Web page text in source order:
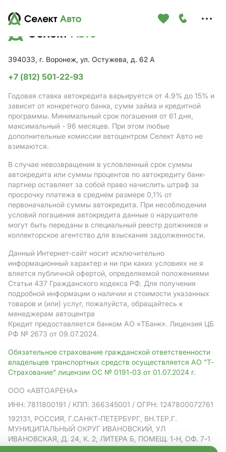
394033, г. Воронеж, ул. Остужева, д. 62 А
+7 (812) 501-22-93
Годовая ставка автокредита варьируется от 4.9% до 15% и
зависит от конкретного банка, сумм займа и кредитной
программы. Минимальный срок погашения от 61 дня,
максимальный - 96 месяцев. При этом любые
дополнительные комиссии автоцентром Селект Авто не
взимаются.
В случае невозвращения в условленный срок суммы
автокредита или суммы процентов по автокредиту банк-
партнер оставляет за собой право начислить штраф за
просрочку платежа в среднем размере 0,1% от
первоначальной суммы автокредита. При несоблюдении
условий погашения автокредита данные о нарушителе
могут быть переданы в специальный реестр должников и
коллекторское агентство для взыскания задолженности.
Данный Интернет-сайт носит исключительно
информационный характер и ни при каких условиях не я
вляется публичной офертой, определяемой положениями
Статьи 437 Гражданского кодекса РФ. Для получения
подробной информации о наличии и стоимости указанных
товаров и (или) услуг, пожалуйста, обращайтесь к
менеджерам автоцентра
Кредит предоставляется банком АO «ТБанк». Лицензия ЦБ
РФ № 2673 от 09.07.2024.
Обязательное страхование гражданской ответственности
владельцев транспортных средств осуществляется АО "Т-
Страхование" лицензии ОС № 0191-03 от 01.07.2024 г.
ООО «АВТОАРЕНА»
ИНН: 7811800191 / КПП: 366345001 / ОГРН: 1247800072761
192131, РОССИЯ, Г.САНКТ-ПЕТЕРБУРГ, ВН.ТЕР.Г.
МУНИЦИПАЛЬНЫЙ ОКРУГ ИВАНОВСКИЙ, УЛ
ИВАНОВСКАЯ, Д. 24, К. 2, ЛИТЕРА Б, ПОМЕЩ. 1-Н, ОФ. 7-1